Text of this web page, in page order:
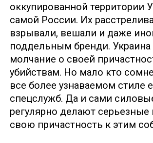
оккупированной территории
самой России. Их
взрывали, вешали и даже
поддельным бренди. Украина
молчание о своей
убийствам. Но мало кто
все более узнаваемом стиле
спецслужб. Да и сами
регулярно делают серьезные
свою причастность к этим